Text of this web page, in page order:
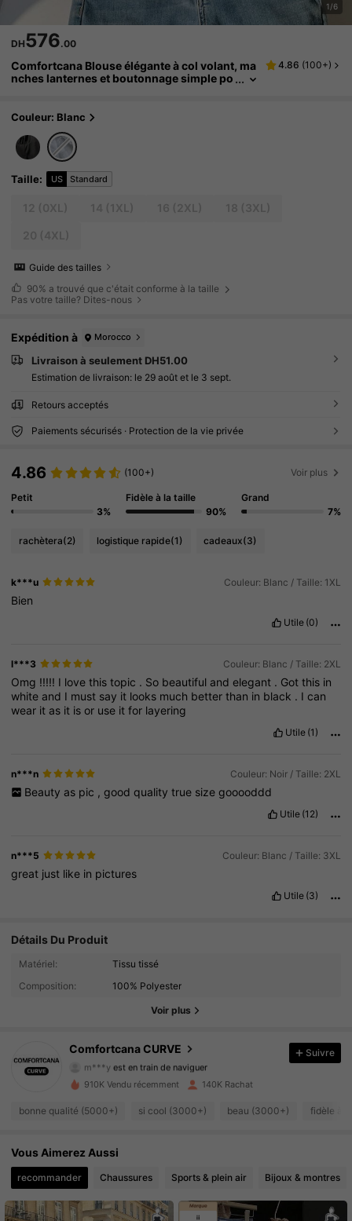
1/6
DH576.00
Comfortcana Blouse élégante à col volant, ma
nches lanternes et boutonnage simple po
4.86 (100+)
Couleur: Blanc
Taille: US Standard
Guide des tailles
90% a trouvé que c'était conforme à la taille
Pas votre taille? Dites-nous
Expédition à Morocco
Livraison à seulement DH51.00
Estimation de livraison: le 29 août et le 3 sept.
Retours acceptés
Paiements sécurisés · Protection de la vie privée
4.86 (100+) Voir plus
Petit
3%
Fidèle à la taille
90%
Grand
7%
rachètera(2) logistique rapide(1) cadeaux(3)
k***u Couleur: Blanc / Taille: 1XL
Bien
Utile (0)
l***3 Couleur: Blanc / Taille: 2XL
Omg !!!!! I lovethistopic . So beautiful andelegant . Gotthis in
white and I must say it looks much betterthan in black . Ican
wear it as it isor use itfor layering
Utile (1)
n***n Couleur: Noir / Taille: 2XL
Beauty as pic , good quality true size gooooddd
Utile (12)
n***5 Couleur: Blanc / Taille: 3XL
great just like in pictures
Utile (3)
Détails Du Produit
Matériel:
Tissu tissé
Composition:
100% Polyester
Voir plus
Comfortcana CURVE
65K Suiveurs
65K Suiveurs
4.76
m***y est en train de naviguer
4.76
4.76 65K Suiveurs
4.76 65K Suiveurs
4.76
Suivre
910K Vendu récemment 140K Rachat
bonne qualité (5000+) si cool (3000+) beau (3000+) fidèle à
Vous Aimerez Aussi
recommander Chaussures Sports & plein air Bijoux & montres